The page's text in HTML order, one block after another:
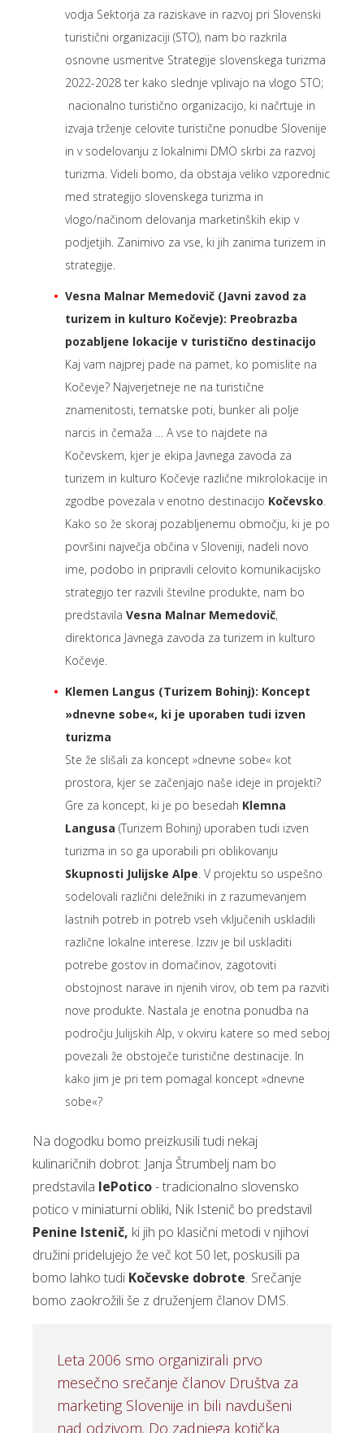
vodja Sektorja za raziskave in razvoj pri Slovenski
turistični organizaciji (STO), nam bo razkrila
osnovne usmeritve Strategije slovenskega turizma
2022-2028 ter kako slednje vplivajo na vlogo STO;
nacionalno turistično organizacijo, ki načrtuje in
izvaja trženje celovite turistične ponudbe Slovenije
in v sodelovanju z lokalnimi DMO skrbi za razvoj
turizma. Videli bomo, da obstaja veliko vzporednic
med strategijo slovenskega turizma in
vlogo/načinom delovanja marketinških ekip v
podjetjih. Zanimivo za vse, ki jih zanima turizem in
strategije.
Vesna Malnar Memedovič (Javni zavod za
turizem in kulturo Kočevje): Preobrazba
pozabljene lokacije v turistično destinacijo
Kaj vam najprej pade na pamet, ko pomislite na
Kočevje? Najverjetneje ne na turistične
znamenitosti, tematske poti, bunker ali polje
narcis in čemaža … A vse to najdete na
Kočevskem, kjer je ekipa Javnega zavoda za
turizem in kulturo Kočevje različne mikrolokacije in
zgodbe povezala v enotno destinacijo Kočevsko.
Kako so že skoraj pozabljenemu območju, ki je po
površini največja občina v Sloveniji, nadeli novo
ime, podobo in pripravili celovito komunikacijsko
strategijo ter razvili številne produkte, nam bo
predstavila Vesna Malnar Memedovič,
direktorica Javnega zavoda za turizem in kulturo
Kočevje.
Klemen Langus (Turizem Bohinj): Koncept
»dnevne sobe«, ki je uporaben tudi izven
turizma
Ste že slišali za koncept »dnevne sobe« kot
prostora, kjer se začenjajo naše ideje in projekti?
Gre za koncept, ki je po besedah Klemna
Langusa (Turizem Bohinj) uporaben tudi izven
turizma in so ga uporabili pri oblikovanju
Skupnosti Julijske Alpe. V projektu so uspešno
sodelovali različni deležniki in z razumevanjem
lastnih potreb in potreb vseh vključenih uskladili
različne lokalne interese. Izziv je bil uskladiti
potrebe gostov in domačinov, zagotoviti
obstojnost narave in njenih virov, ob tem pa razviti
nove produkte. Nastala je enotna ponudba na
področju Julijskih Alp, v okviru katere so med seboj
povezali že obstoječe turistične destinacije. In
kako jim je pri tem pomagal koncept »dnevne
sobe«?
Na dogodku bomo preizkusili tudi nekaj
kulinaričnih dobrot: Janja Štrumbelj nam bo
predstavila lePotico- tradicionalno slovensko
potico v miniaturni obliki, Nik Istenič bo predstavil
Penine Istenič, ki jih po klasični metodi v njihovi
družini pridelujejo že več kot 50 let, poskusili pa
bomo lahko tudi Kočevske dobrote. Srečanje
bomo zaokrožili še z druženjem članov DMS.
Leta 2006 smo organizirali prvo
mesečno srečanje članov Društva za
marketing Slovenije in bili navdušeni
nad odzivom. Do zadnjega kotička